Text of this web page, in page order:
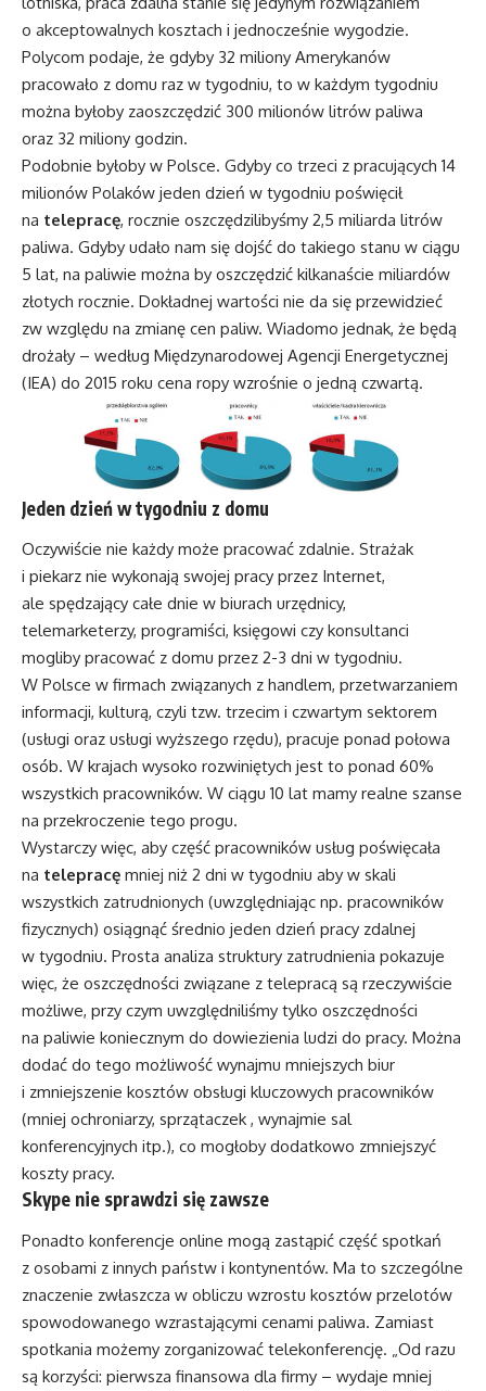
o akceptowalnych kosztach i jednocześnie wygodzie.
Polycom podaje, że gdyby 32 miliony Amerykanów
pracowało z domu raz w tygodniu, to w każdym tygodniu
można byłoby zaoszczędzić 300 milionów litrów paliwa
oraz 32 miliony godzin.
Podobnie byłoby w Polsce. Gdyby co trzeci z pracujących 14
milionów Polaków jeden dzień w tygodniu poświęcił
na telepracę, rocznie oszczędzilibyśmy 2,5 miliarda litrów
paliwa. Gdyby udało nam się dojść do takiego stanu w ciągu
5 lat, na paliwie można by oszczędzić kilkanaście miliardów
złotych rocznie. Dokładnej wartości nie da się przewidzieć
zw względu na zmianę cen paliw. Wiadomo jednak, że będą
drożały – według Międzynarodowej Agencji Energetycznej
(IEA) do 2015 roku cena ropy wzrośnie o jedną czwartą.
Jeden dzień w tygodniu z domu
Oczywiście nie każdy może pracować zdalnie. Strażak
i piekarz nie wykonają swojej pracy przez Internet,
ale spędzający całe dnie w biurach urzędnicy,
telemarketerzy, programiści, księgowi czy konsultanci
mogliby pracować z domu przez 2-3 dni w tygodniu.
W Polsce w firmach związanych z handlem, przetwarzaniem
informacji, kulturą, czyli tzw. trzecim i czwartym sektorem
(usługi oraz usługi wyższego rzędu), pracuje ponad połowa
osób. W krajach wysoko rozwiniętych jest to ponad 60%
wszystkich pracowników. W ciągu 10 lat mamy realne szanse
na przekroczenie tego progu.
Wystarczy więc, aby część pracowników usług poświęcała
na telepracę mniej niż 2 dni w tygodniu aby w skali
wszystkich zatrudnionych (uwzględniając np. pracowników
fizycznych) osiągnąć średnio jeden dzień pracy zdalnej
w tygodniu. Prosta analiza struktury zatrudnienia pokazuje
więc, że oszczędności związane z telepracą są rzeczywiście
możliwe, przy czym uwzględniliśmy tylko oszczędności
na paliwie koniecznym do dowiezienia ludzi do pracy. Można
dodać do tego możliwość wynajmu mniejszych biur
i zmniejszenie kosztów obsługi kluczowych pracowników
(mniej ochroniarzy, sprzątaczek , wynajmie sal
konferencyjnych itp.), co mogłoby dodatkowo zmniejszyć
koszty pracy.
Skype nie sprawdzi się zawsze
Ponadto konferencje online mogą zastąpić część spotkań
z osobami z innych państw i kontynentów. Ma to szczególne
znaczenie zwłaszcza w obliczu wzrostu kosztów przelotów
spowodowanego wzrastającymi cenami paliwa. Zamiast
spotkania możemy zorganizować telekonferencję. „Od razu
są korzyści: pierwsza finansowa dla firmy – wydaje mniej